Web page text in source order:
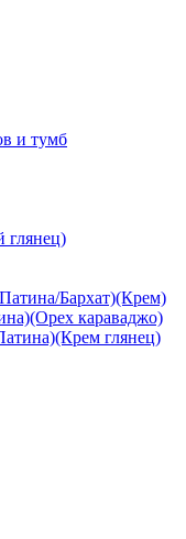
и тумб
Бархат)(Крем)
караваджо)
глянец)